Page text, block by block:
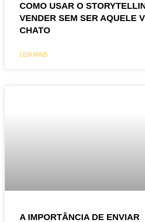
COMO USAR O
VENDER SEM SER AQUELE
CHATO
LEIA MAIS
A IMPORTÂNCIA DE ENVIAR